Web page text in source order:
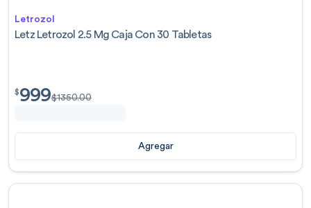
Letrozol
Letz Letrozol 2.5 Mg Caja Con 30 Tabletas
$999.00
$999$1350.00
Agregar